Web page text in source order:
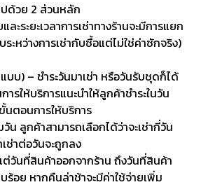
ปด้วย 2 ส่วนหลัก
ะระยะเวลาการเช่าทางร้านจะมีการแยก
ะหว่างการเช่ากับซื้อแต่ไม่ใช่ค่าซักจริง)
บบ) – ชำระวันมาเช่า หรือวันรับชุดก็ได้
ารให้บริการแนะนำให้ลูกค้าชำระในวัน
ตอนการให้บริการ
วัน ลูกค้าสามารถเลือกได้ว่าจะเช่ากี่วัน
ช่าต่อวันจะถูกลง
ต่วันที่สินค้าออกจากร้าน ถึงวันที่สินค้า
ร้อย หากคืนล่าช้าจะมีค่าใช้จ่ายเพิ่ม